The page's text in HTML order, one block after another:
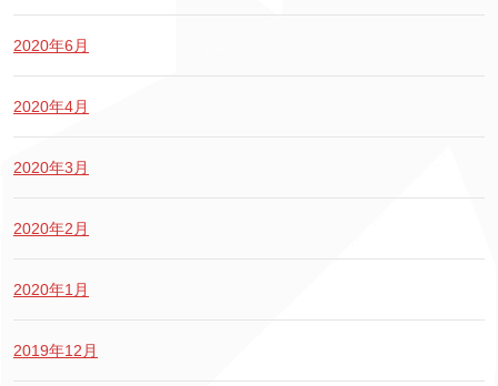
2020年6月
2020年4月
2020年3月
2020年2月
2020年1月
2019年12月